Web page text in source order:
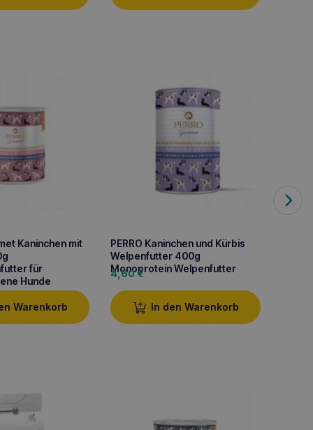
Kaninchen mit
für
Hunde
Warenkorb
PERRO Kaninchen und Kürbis
Welpenfutter 400g
Monoprotein Welpenfutter
4,60€
In den Warenkorb